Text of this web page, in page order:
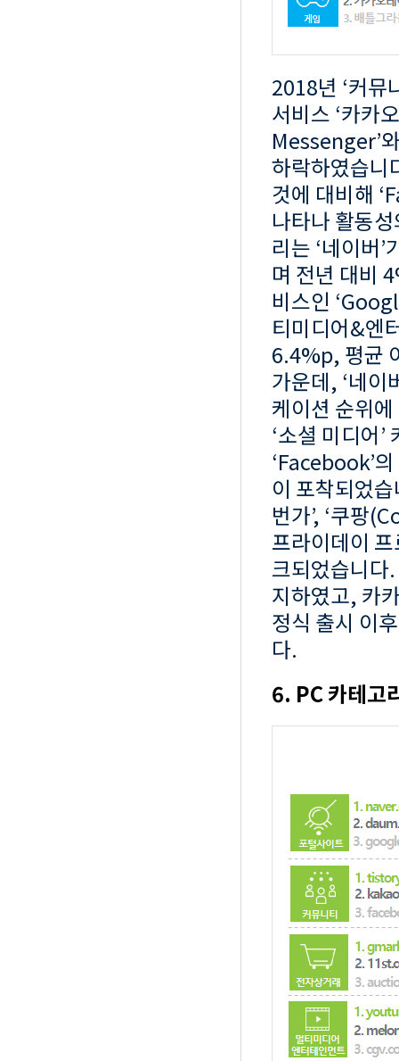
2018년 ‘커뮤
서비스 ‘카카
Messenger’
하락하였습니
것에 대비해
나타나 활동
리는 ‘네이버
며 전년 대비
비스인
티미디어&엔
6.4%p, 평균
가운데, ‘네이
케이션 순위
‘소셜 미디어
‘Facebook’
이 포착되었
번가’, ‘쿠팡
프라이데이
크되었습니다
지하였고, 카
정식 출시 이
다.
6. PC 카테고